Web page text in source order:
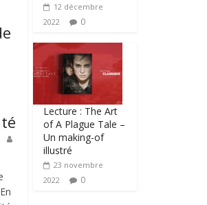
12 décembre
2022
0
Lecture : The Art
of A Plague Tale –
Un making-of
illustré
23 novembre
2022
0